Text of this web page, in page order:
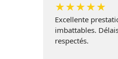
★★★★★
Excellente
imbattables.
respectés.